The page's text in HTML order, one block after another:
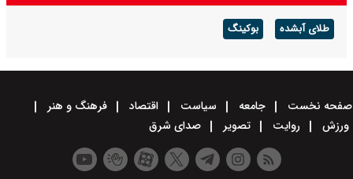
طلای آبشده بوکینگ
صفحه نخست جامعه سیاست اقتصاد
فرهنگ و هنر
ورزش
روایت تصویر صدای شرق